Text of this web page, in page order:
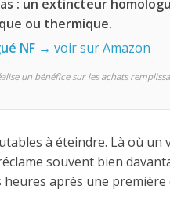
: un extincteur
ou thermique.
NF → voir sur Amazon
un bénéfice sur les achats
à éteindre. Là où un
souvent bien
après une première